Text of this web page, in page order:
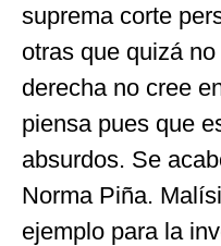
suprema corte
otras que quizá
derecha no cree
piensa pues que
absurdos. Se
Norma Piña.
ejemplo para la